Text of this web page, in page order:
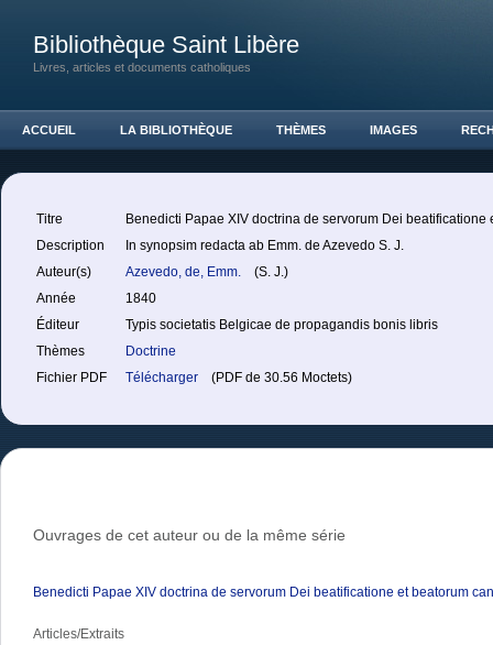
Bibliothèque Saint Libère
Livres, articles et documents catholiques
ACCUEIL LA BIBLIOTHÈQUE THÈMES IMAGES
Titre
Benedicti Papae XIV doctrina de servorum Dei
Description
In synopsim redacta ab Emm. de Azevedo S. J.
Auteur(s)
Azevedo, de, Emm.
(S. J.)
Année
1840
Éditeur
Typis societatis Belgicae de propagandis bonis libris
Thèmes
Doctrine
Fichier PDF
Télécharger (PDF de 30.56 Moctets)
Ouvrages de cet auteur ou de la même série
Benedicti Papae XIV doctrina de servorum Dei beatificatione et beatorum
Articles/Extraits